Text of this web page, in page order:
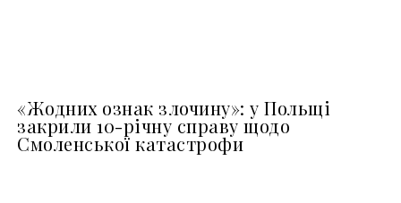
«Жодних ознак злочину»: у Польщі
закрили 10-річну справу щодо
Смоленської катастрофи